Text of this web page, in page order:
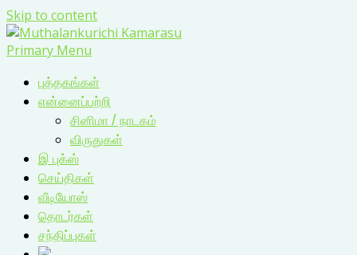
Skip to content
Primary Menu
புத்தகங்கள்
என்னைப்பற்றி
சினிமா / நாடகம்
விருதுகள்
இ புக்ஸ்
செய்திகள்
வீடியோஸ்
தொடர்கள்
சந்திப்புகள்